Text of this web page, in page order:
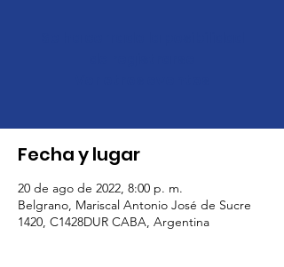
Fecha y lugar
20 de ago de 2022, 8:00 p. m.
Belgrano, Mariscal Antonio José de Sucre
1420, C1428DUR CABA, Argentina